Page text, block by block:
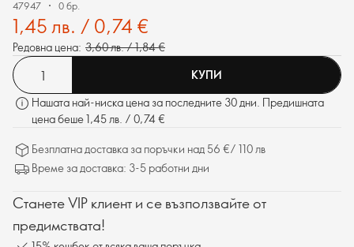
47947 0 бр.
1,45 лв. / 0,74 €
Редовна цена: 3,60 лв. / 1,84 €
КУПИ
Нашата най-ниска цена за последните 30 дни. Предишната
цена беше 1,45 лв. / 0,74 €
Безплатна доставка за поръчки над 56 €/ 110 лв
Време за доставка: 3-5 работни дни
Станете VIP клиент и се възползвайте от
предимствата!